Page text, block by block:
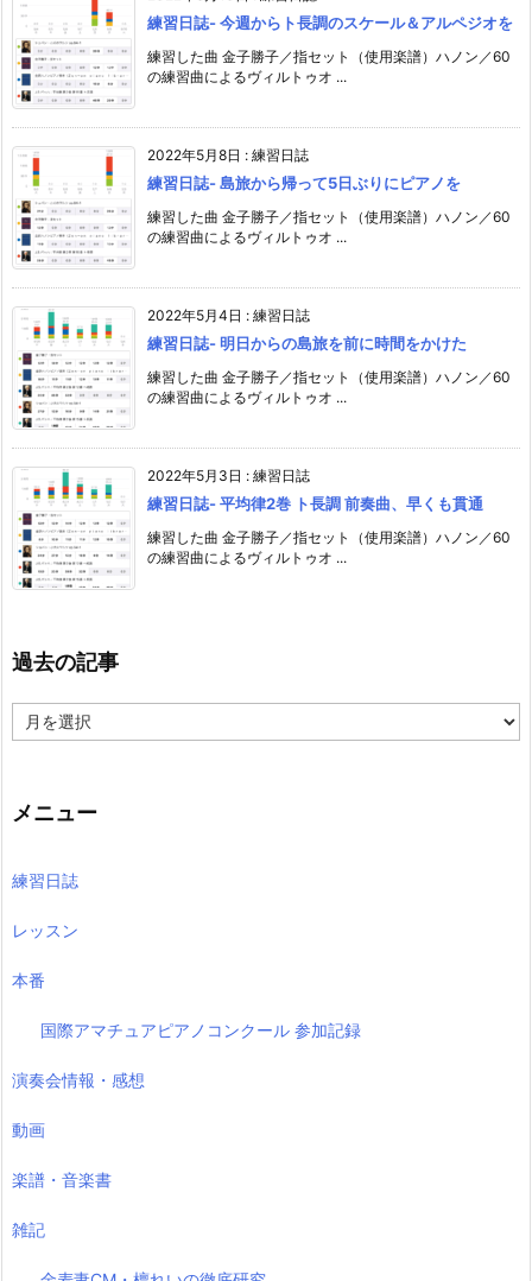
練習日誌- 今週からト長調のスケール＆アルペジオを
練習した曲 金子勝子／指セット（使用楽譜）ハノン／60
の練習曲によるヴィルトゥオ ...
2022年5月8日 : 練習日誌
練習日誌- 島旅から帰って5日ぶりにピアノを
練習した曲 金子勝子／指セット（使用楽譜）ハノン／60
の練習曲によるヴィルトゥオ ...
2022年5月4日 : 練習日誌
練習日誌- 明日からの島旅を前に時間をかけた
練習した曲 金子勝子／指セット（使用楽譜）ハノン／60
の練習曲によるヴィルトゥオ ...
2022年5月3日 : 練習日誌
練習日誌- 平均律2巻 ト長調 前奏曲、早くも貫通
練習した曲 金子勝子／指セット（使用楽譜）ハノン／60
の練習曲によるヴィルトゥオ ...
過去の記事
去
事
メニュー
練習日誌
レッスン
本番
国際アマチュアピアノコンクール 参加記録
演奏会情報・感想
動画
楽譜・音楽書
雑記